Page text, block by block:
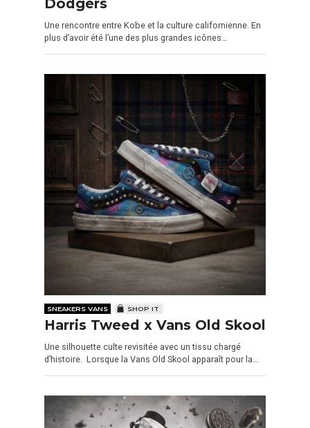
Dodgers
Une rencontre entre Kobe et la culture californienne. En
plus d’avoir été l’une des plus grandes icônes…
SNEAKERS VANS SHOP IT
Harris Tweed x Vans Old Skool
Une silhouette culte revisitée avec un tissu chargé
d’histoire. Lorsque la Vans Old Skool apparaît pour la…